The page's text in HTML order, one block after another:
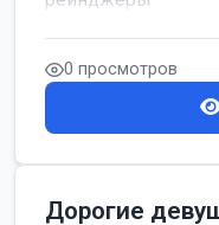
0 просмотров
Дорогие